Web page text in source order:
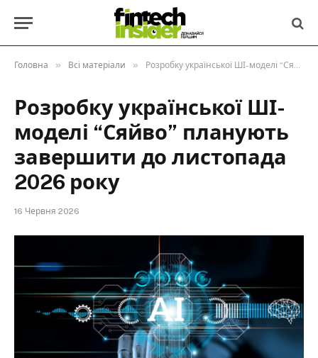
Головна » Всі матеріали » Розробку української ШІ-моделі “Сяйво” планують завершити до листопада 2026 року
Розробку української ШІ-
моделі “Сяйво” планують
завершити до листопада
2026 року
16 Червня 2026